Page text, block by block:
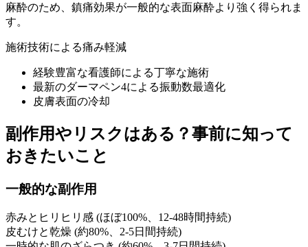
麻酔のため、鎮痛効果が一般的な表面麻酔より強く得られま
す。
施術技術による痛み軽減
経験豊富な看護師による丁寧な施術
最新のダーマペン4による振動数最適化
皮膚表面の冷却
副作用やリスクはある？事前に知って
おきたいこと
一般的な副作用
赤みとヒリヒリ感 (ほぼ100%、12-48時間持続)
皮むけと乾燥 (約80%、2-5日間持続)